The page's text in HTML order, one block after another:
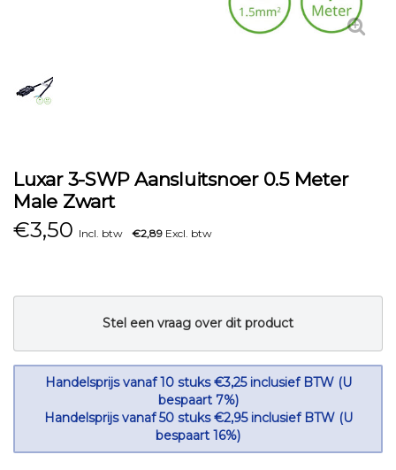
Luxar 3-SWP Aansluitsnoer 0.5 Meter
Male Zwart
€3,50 Incl. btw €2,89 Excl. btw
Stel een vraag over dit product
Handelsprijs vanaf 10 stuks €3,25 inclusief BTW (U
bespaart 7%)
Handelsprijs vanaf 50 stuks €2,95 inclusief BTW (U
bespaart 16%)